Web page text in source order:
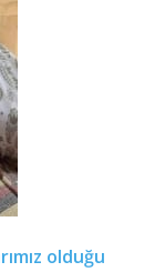
olduğu